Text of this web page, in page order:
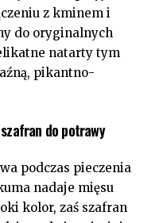
z kminem i
do oryginalnych
natarty tym
pikantno-
do potrawy
podczas pieczenia
nadaje mięsu
kolor, zaś szafran